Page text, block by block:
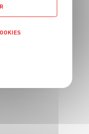
et